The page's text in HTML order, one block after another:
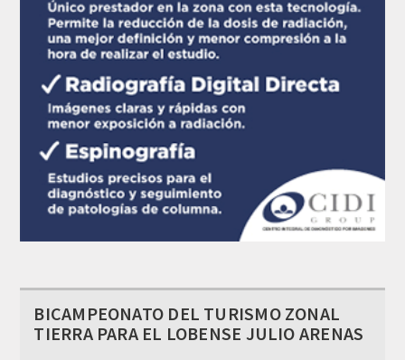
BICAMPEONATO DEL TURISMO ZONAL
TIERRA PARA EL LOBENSE JULIO ARENAS